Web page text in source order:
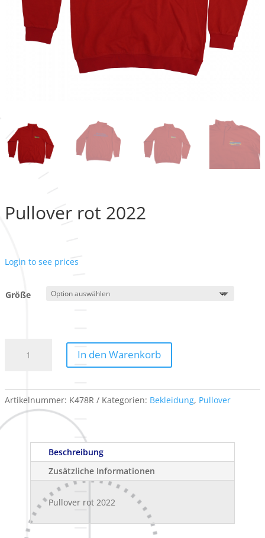
Pullover rot 2022
Login to see prices
Größe
In den Warenkorb
Artikelnummer: K478R Kategorien: Bekleidung, Pullover
Beschreibung
Zusätzliche Informationen
Pullover rot 2022